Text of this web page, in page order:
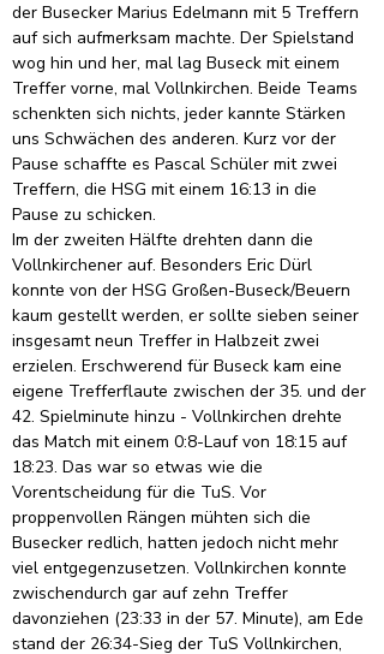
der Busecker Marius Edelmann mit 5 Treffern
auf sich aufmerksam machte. Der Spielstand
wog hin und her, mal lag Buseck mit einem
Treffer vorne, mal Vollnkirchen. Beide Teams
schenkten sich nichts, jeder kannte Stärken
uns Schwächen des anderen. Kurz vor der
Pause schaffte es Pascal Schüler mit zwei
Treffern, die HSG mit einem 16:13 in die
Pause zu schicken.
Im der zweiten Hälfte drehten dann die
Vollnkirchener auf. Besonders Eric Dürl
konnte von der HSG Großen-Buseck/Beuern
kaum gestellt werden, er sollte sieben seiner
insgesamt neun Treffer in Halbzeit zwei
erzielen. Erschwerend für Buseck kam eine
eigene Trefferflaute zwischen der 35. und der
42. Spielminute hinzu - Vollnkirchen drehte
das Match mit einem 0:8-Lauf von 18:15 auf
18:23. Das war so etwas wie die
Vorentscheidung für die TuS. Vor
proppenvollen Rängen mühten sich die
Busecker redlich, hatten jedoch nicht mehr
viel entgegenzusetzen. Vollnkirchen konnte
zwischendurch gar auf zehn Treffer
davonziehen (23:33 in der 57. Minute), am Ede
stand der 26:34-Sieg der TuS Vollnkirchen,